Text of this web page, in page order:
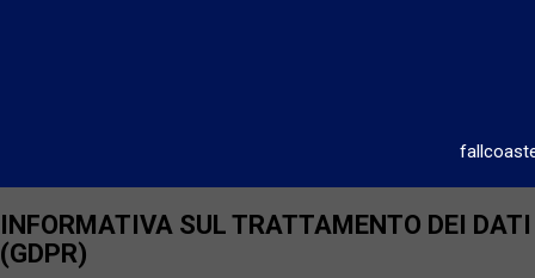
INFORMATIVA SUL TRATTAMENTO DEI
(GDPR)